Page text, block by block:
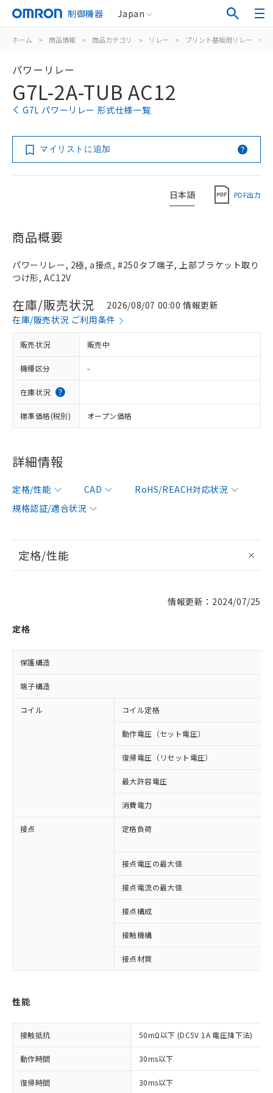
制御機器 Japan
ホーム > 商品情報 > 商品カテゴリ > リレー > プリント基板用リレー >
パワーリレー
G7L-2A-TUB AC12
G7L パワーリレー 形式仕様一覧
マイリストに追加
日本語 PDF出力
商品概要
パワーリレー, 2極, a接点, #250タブ端子, 上部ブラケット取り
つけ形, AC12V
在庫/販売状況
2026/08/07 00:00 情報更新
在庫/販売状況 ご利用条件
販売状況 販売中
機種区分 -
在庫状況
標準価格(税別) オープン価格
詳細情報
定格/性能 CAD
RoHS/REACH対応状況
規格認証/適合状況
定格/性能
情報更新：2024/07/25
定格
保護構造
端子構造
コイル コイル定格
動作電圧（セット電圧）
復帰電圧（リセット電圧）
最大許容電圧
消費電力
接点 定格負荷
接点電圧の最大値
接点電流の最大値
接点構成
接触機構
接点材質
性能
接触抵抗 50mΩ以下 (DC5V 1A 電圧降下法)
動作時間 30ms以下
復帰時間 30ms以下
ご利用条件
対応済み：EU RoHS指令（10物質）の
非含有に対応した製品が提供可能な商品で
対応予定：EU RoHS指令（10物質）の非含
有に対応した製品に切り替える予定のある
商品です。